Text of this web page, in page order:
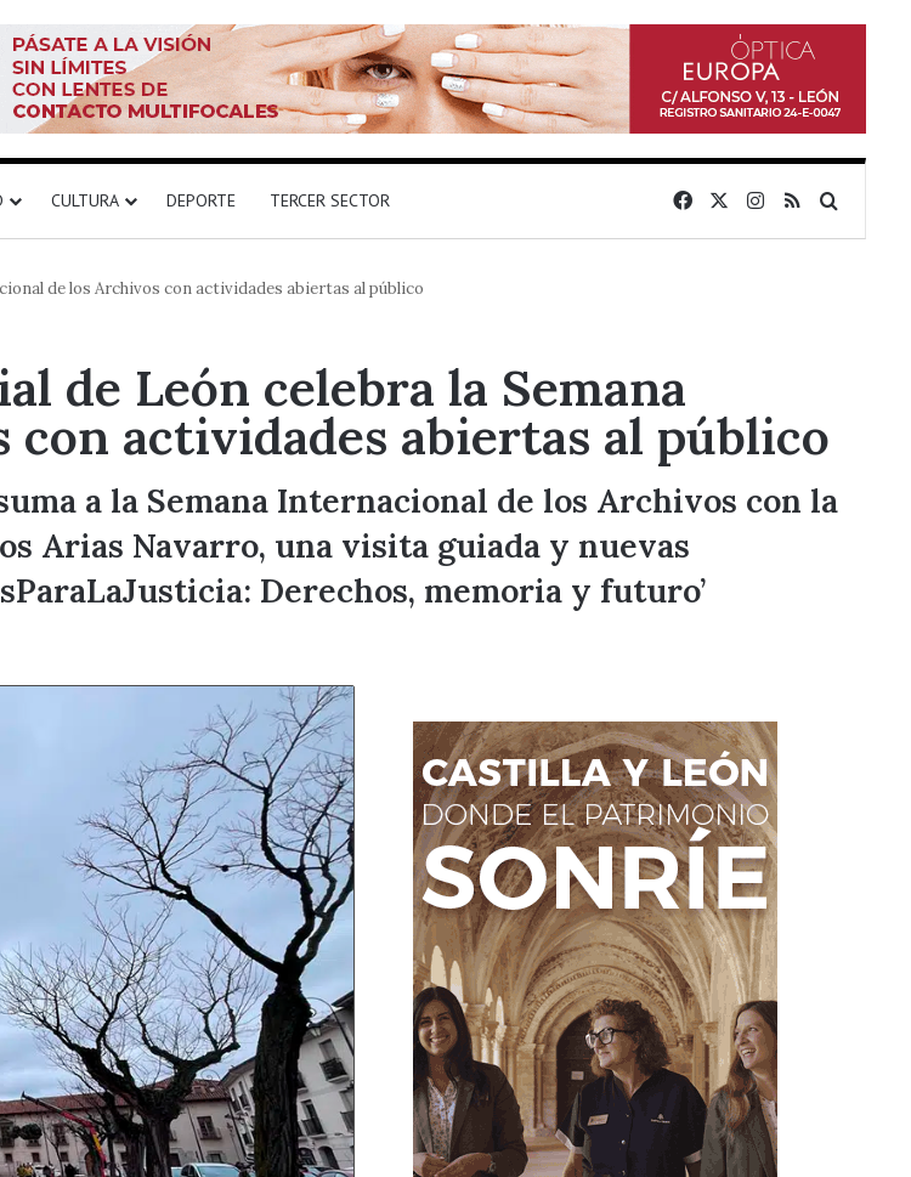
CULTURA DEPORTE TERCER SECTOR FacebookInstagram
RSS
de los Archivos con actividades abiertas al público
de León celebra la Semana
actividades abiertas al público
a la Semana Internacional de los Archivos con la
Arias Navarro, una visita guiada y nuevas
Derechos, memoria y futuro’